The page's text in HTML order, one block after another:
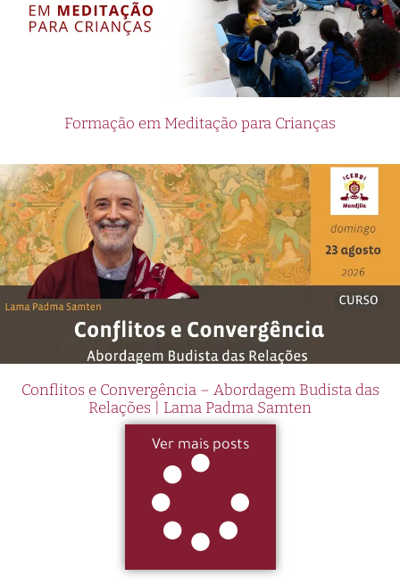
Formação em Meditação para Crianças
Conflitos e Convergência – Abordagem Budista das
Relações | Lama Padma Samten
Ver mais posts